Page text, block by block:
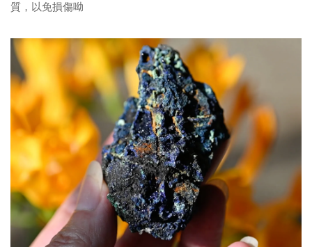
質，以免損傷呦